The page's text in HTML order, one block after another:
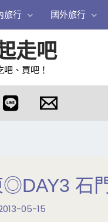
旅行 國外旅行
走吧
、買吧！
石
05-15